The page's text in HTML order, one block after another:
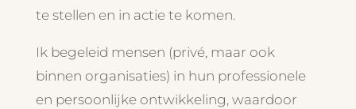
te stellen en in actie te komen.
Ik begeleid mensen (privé, maar ook
binnen organisaties) in hun professionele
en persoonlijke ontwikkeling, waardoor